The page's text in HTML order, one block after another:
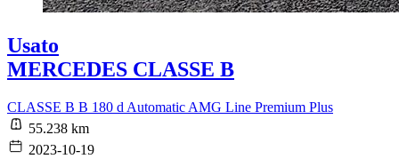
Usato
MERCEDES CLASSE B
CLASSE B B 180 d Automatic AMG Line Premium Plus
55.238 km
2023-10-19